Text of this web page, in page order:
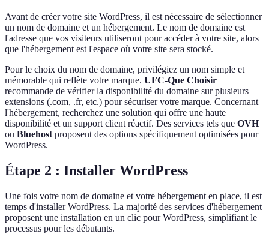
Avant de créer votre site WordPress, il est nécessaire de sélectionner
un nom de domaine et un hébergement. Le nom de domaine est
l'adresse que vos visiteurs utiliseront pour accéder à votre site, alors
que l'hébergement est l'espace où votre site sera stocké.
Pour le choix du nom de domaine, privilégiez un nom simple et
mémorable qui reflète votre marque. UFC-Que Choisir
recommande de vérifier la disponibilité du domaine sur plusieurs
extensions (.com, .fr, etc.) pour sécuriser votre marque. Concernant
l'hébergement, recherchez une solution qui offre une haute
disponibilité et un support client réactif. Des services tels que OVH
ou Bluehost proposent des options spécifiquement optimisées pour
WordPress.
Étape 2 : Installer WordPress
Une fois votre nom de domaine et votre hébergement en place, il est
temps d'installer WordPress. La majorité des services d'hébergement
proposent une installation en un clic pour WordPress, simplifiant le
processus pour les débutants.